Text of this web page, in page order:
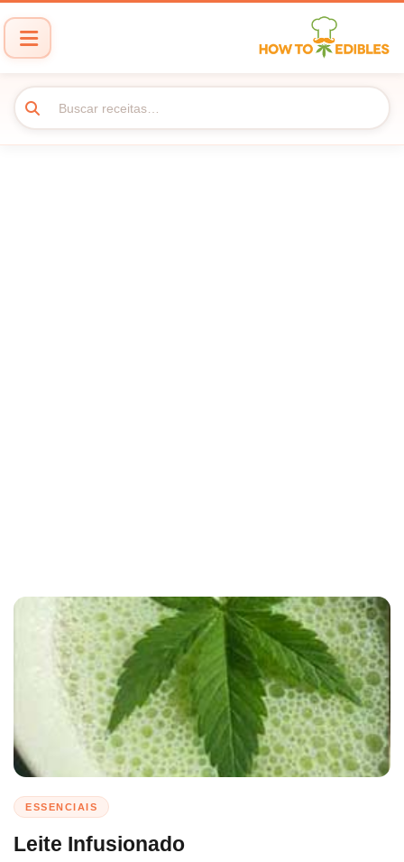
ESSENCIAIS
Leite Infusionado